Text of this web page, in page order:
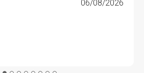
06/08/2026